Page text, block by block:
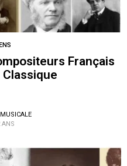
Français
ANS